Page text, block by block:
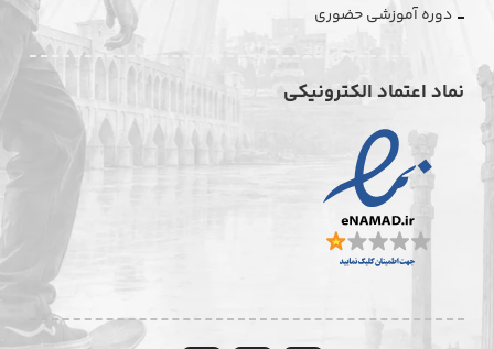
دوره آموزشی حضوری
نماد اعتماد الکترونیکی